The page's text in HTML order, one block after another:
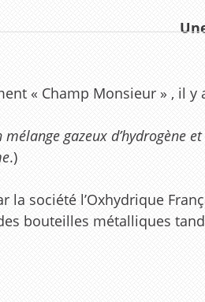
« Champ Monsieur » , il
gazeux d’hydrogène
.)
la société l’Oxhydrique
bouteilles métalliques